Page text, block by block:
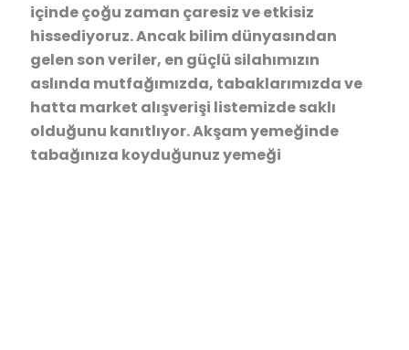
içinde çoğu zaman çaresiz ve etkisiz
hissediyoruz. Ancak bilim dünyasından
gelen son veriler, en güçlü silahımızın
aslında mutfağımızda, tabaklarımızda ve
hatta market alışverişi listemizde saklı
olduğunu kanıtlıyor. Akşam yemeğinde
tabağınıza koyduğunuz yemeği